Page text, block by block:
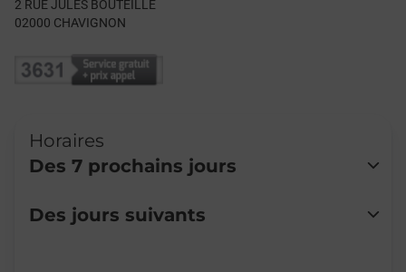
2 RUE JULES BOUTEILLE
02000 CHAVIGNON
Horaires
Des 7 prochains jours
Lundi
Fermé
Des jours suivants